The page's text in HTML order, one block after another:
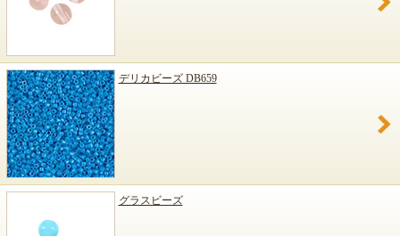
デリカビーズ DB659
グラスビーズ